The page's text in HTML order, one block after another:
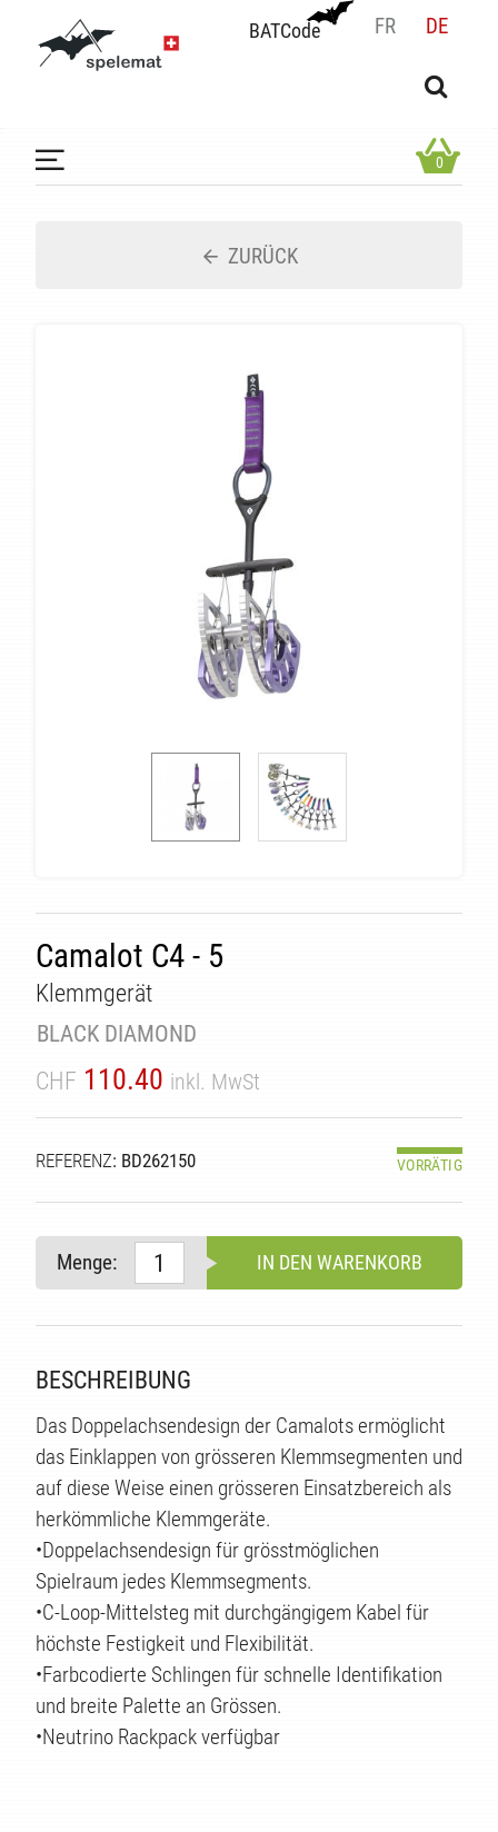
BATCode FR DE
BATCode
OK
0
ZURÜCK
Camalot C4 - 5
Klemmgerät
BLACK DIAMOND
CHF 110.40 inkl. MwSt
REFERENZ: BD262150 VORRÄTIG
Menge: IN DEN WARENKORB
BESCHREIBUNG
Das Doppelachsendesign der Camalots ermöglicht
das Einklappen von grösseren Klemmsegmenten und
auf diese Weise einen grösseren Einsatzbereich als
herkömmliche Klemmgeräte.
•Doppelachsendesign für grösstmöglichen
Spielraum jedes Klemmsegments.
•C-Loop-Mittelsteg mit durchgängigem Kabel für
höchste Festigkeit und Flexibilität.
•Farbcodierte Schlingen für schnelle Identifikation
und breite Palette an Grössen.
•Neutrino Rackpack verfügbar